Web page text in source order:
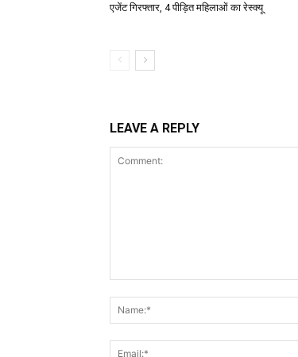
एजेंट गिरफ्तार, 4 पीड़ित महिलाओं का रेस्क्यू
LEAVE A REPLY